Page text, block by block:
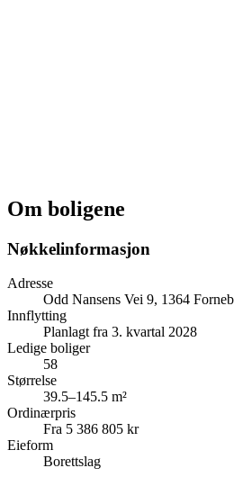
Om boligene
Nøkkelinformasjon
Adresse
Odd Nansens Vei 9, 1364
Innflytting
Planlagt fra 3. kvartal 2028
Ledige boliger
58
Størrelse
39.5–145.5 m²
Ordinærpris
Fra 5 386 805 kr
Eieform
Borettslag